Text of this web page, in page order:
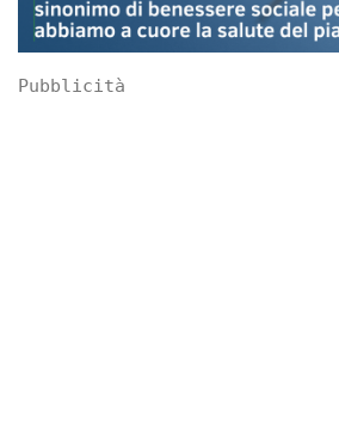
Pubblicità